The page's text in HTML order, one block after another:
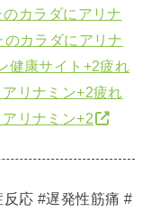
カラダにアリナ
カラダにアリナ
健康サイト +2疲れ
リナミン+2疲れ
リナミン+2
応 #遅発性筋痛 #